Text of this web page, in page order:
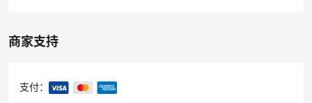
商家支持
支付：